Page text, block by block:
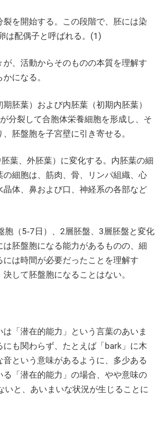
を開始する。この段階で、胚には染
は配偶子と呼ばれる。(1)
、活動からそのものの本質を理解す
になる。
胚葉）および内胚葉（初期内胚葉）
分裂して合胞体栄養細胞を形成し、そ
胚盤胞を子宮壁に引き寄せる。
葉、外胚葉）に変化する。内胚葉の細
細胞は、筋肉、骨、リンパ組織、心
体、鼻および口、神経系の各部など
（5‐7日）、2層胚盤、3層胚盤と変化
胚盤胞になる能力があるものの、細
は時間が必要だったことを理解す
して胚盤胞になることはない。
「潜在的能力」という言葉のあいま
も関わらず、たとえば「bark」に木
という意味があるように、多少ある
「潜在的能力」の場合、やや意味の
と、あいまいな状況が生じることに